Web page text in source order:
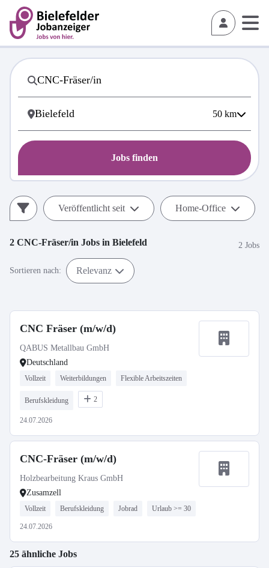
50 km
Jobs finden
Veröffentlicht seit Home-Office
2 CNC-Fräser/in Jobs in Bielefeld 2 Jobs
Sortieren nach: Relevanz
CNC Fräser (m/w/d)
QABUS Metallbau GmbH
Deutschland
Vollzeit Weiterbildungen Flexible Arbeitszeiten
Berufskleidung 2
24.07.2026
CNC-Fräser (m/w/d)
Holzbearbeitung Kraus GmbH
Zusamzell
Vollzeit Berufskleidung Jobrad Urlaub >= 30
24.07.2026
25 ähnliche Jobs